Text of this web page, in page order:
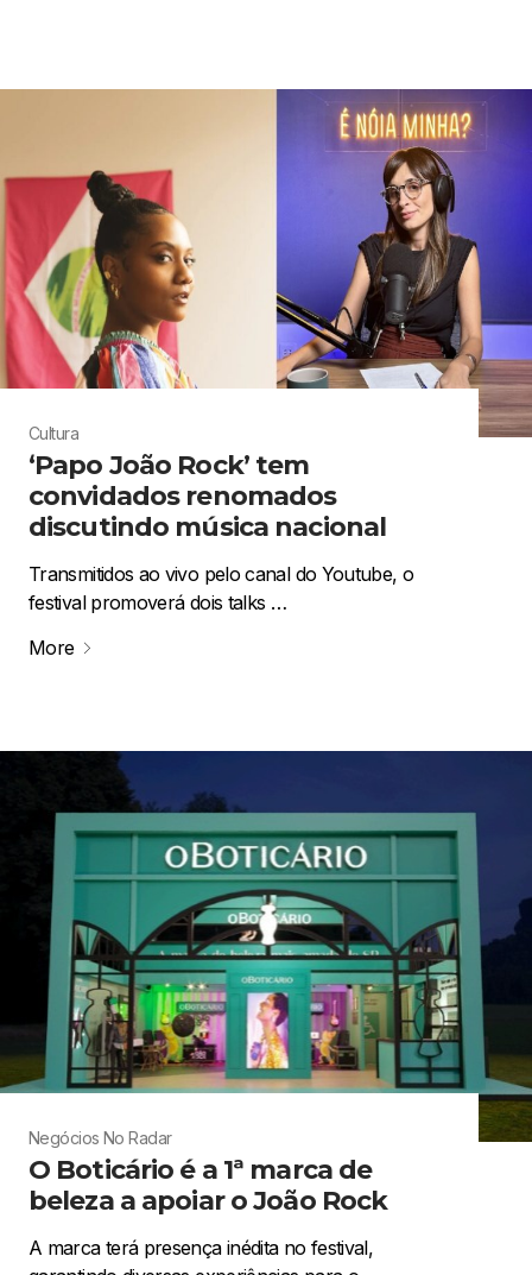
Cultura
‘Papo João Rock’ tem
convidados renomados
discutindo música nacional
Transmitidos ao vivo pelo canal do Youtube, o
festival promoverá dois talks …
More
Negócios No Radar
O Boticário é a 1ª marca de
beleza a apoiar o João Rock
A marca terá presença inédita no festival,